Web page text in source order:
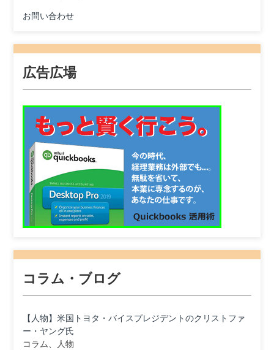
お問い合わせ
広告広場
コラム・ブログ
【人物】米国トヨタ・バイスプレジデントのクリストファ
ー・ヤング氏
コラム、人物